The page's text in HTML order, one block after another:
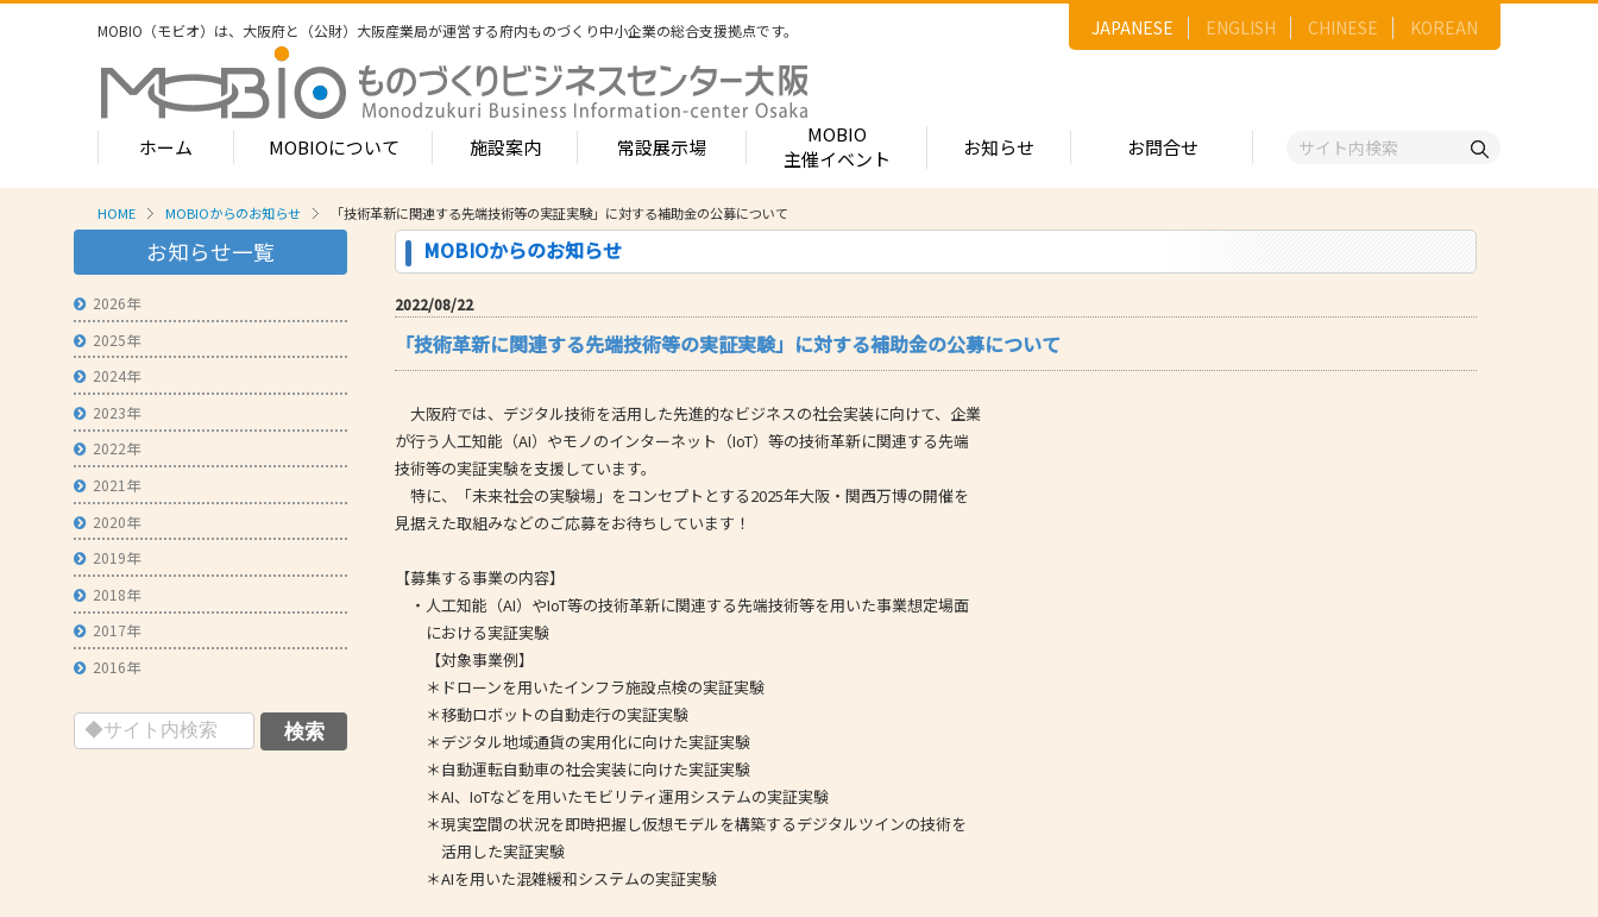
MOBIO（モビオ）は、大阪府と（公財）大阪産業局が運営する府内ものづくり中小企業の総合支援拠点です。 JAPANESE ENGLISH CHINESE KOREAN
ホーム MOBIOについて
MOBIOのサービス
- ワンストップサービス
- 常設展示場
- MOBIOインキュベート支援
- 取引適正化講習会
- 産学連携の支援
- 産学連携の相談・対応事例
- 知的財産に関する支援
- メールマガジン
- MOOV,press
- ものづくり取引あっせん
- ものづくりB2Bネットワーク
- MOBIOイノベーションセンター
- 展示・商談会
- 大阪ものづくり企業ナビ
- MOBIO主催イベント
- 大規模展示商談会活用事業（出展支援事業）
- 大阪府中小企業等外国出願支援事業
- 大阪ものづくり優良企業賞
- 大阪の伝統工芸品
- 大阪ものづくり企業 海外拠点リスト
MOBIOとは
- MOBIOの4つの戦略
- オープンファクトリー
- ものづくり中小企業検索
- リボーンチャレンジ・ショーケース
施設案内
- フロア案内 -北館-
1-2階（常設展示企業五十音順一覧）
常設展示場のご案内
3階
4階（インキュベートルーム）
- フロア案内 -南館-
1階
2階
産学連携オフィス
3階
常設展示場
常設展示場
- MOBIO 常設展示場
展示場出展について
出展のメリット
出展するには？
よくある質問
出展企業の声
出展企業紹介
- 出展企業カテゴリー一覧
出展企業一覧（五十音順）
- 業種から探す（出展企業）
加工・処理
機械・装置
包装・印刷・繊維
MOBIO
主催イベント
お知らせ お問合せ
HOME MOBIOからのお知らせ 「技術革新に関連する先端技術等の実証実験」に対する補助金の公募について
お知らせ一覧
2026年
2025年
2024年
2023年
2022年
2021年
2020年
2019年
2018年
2017年
2016年
MOBIOからのお知らせ
2022/08/22
「技術革新に関連する先端技術等の実証実験」に対する補助金の公募について
大阪府では、デジタル技術を活用した先進的なビジネスの社会実装に向けて、企業
が行う人工知能（AI）やモノのインターネット（IoT）等の技術革新に関連する先端
技術等の実証実験を支援しています。
特に、「未来社会の実験場」をコンセプトとする2025年大阪・関西万博の開催を
見据えた取組みなどのご応募をお待ちしています！
【募集する事業の内容】
・人工知能（AI）やIoT等の技術革新に関連する先端技術等を用いた事業想定場面
における実証実験
【対象事業例】
＊ドローンを用いたインフラ施設点検の実証実験
＊移動ロボットの自動走行の実証実験
＊デジタル地域通貨の実用化に向けた実証実験
＊自動運転自動車の社会実装に向けた実証実験
＊AI、IoTなどを用いたモビリティ運用システムの実証実験
＊現実空間の状況を即時把握し仮想モデルを構築するデジタルツインの技術を
活用した実証実験
＊AIを用いた混雑緩和システムの実証実験